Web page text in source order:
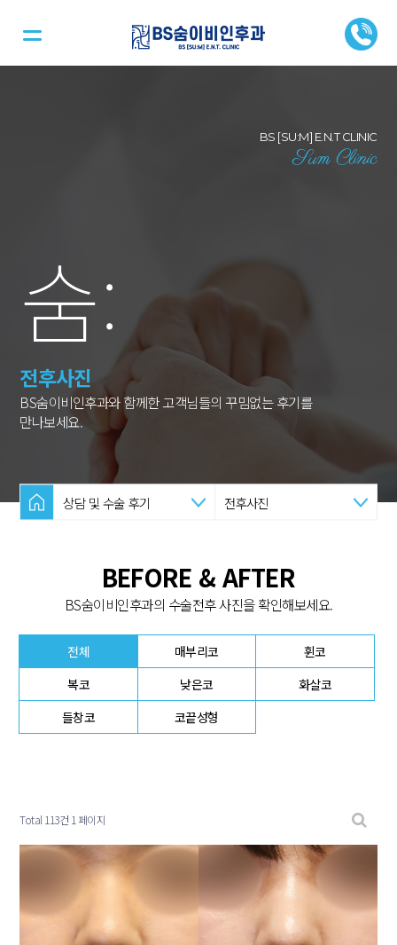
BS [SU:M] E.N.T CLINIC
Sum Clinic
숨:
전후사진
BS숨이비인후과와 함께한 고객님들의 꾸밈없는 후기를
만나보세요.
상담 및 수술 후기 전후사진
BEFORE & AFTER
BS숨이비인후과의 수술전후 사진을 확인해보세요.
전체 매부리코
휜코
복코
낮은코
화살코
들창코
코끝성형
Total 113건 1 페이지